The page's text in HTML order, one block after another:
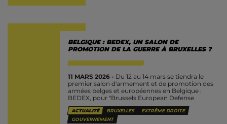
BELGIQUE : BEDEX, UN SALON DE
PROMOTION DE LA GUERRE À BRUXELLES ?
11 MARS 2026 - Du 12 au 14 mars se tiendra le
premier salon d'armement et de promotion des
armées belges et européennes en Belgique :
BEDEX, pour "Brussels European Defense
Exhibition & conference"....
ACTUALITÉ BRUXELLES
EXTRÊME DROITE
GOUVERNEMENT